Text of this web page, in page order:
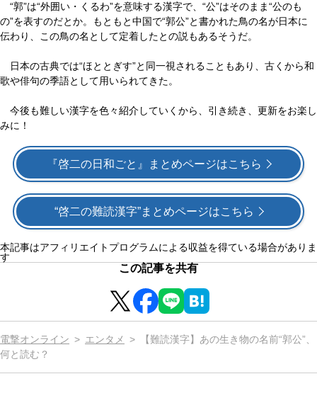
“郭”は“外囲い・くるわ”を意味する漢字で、“公”はそのまま“公のも
の”を表すのだとか。もともと中国で“郭公”と書かれた鳥の名が日本に
伝わり、この鳥の名として定着したとの説もあるそうだ。
日本の古典では“ほととぎす”と同一視されることもあり、古くから和
歌や俳句の季語として用いられてきた。
今後も難しい漢字を色々紹介していくから、引き続き、更新をお楽し
みに！
『啓二の日和ごと』まとめページはこちら
“啓二の難読漢字”まとめページはこちら
本記事はアフィリエイトプログラムによる収益を得ている場合がありま
す
この記事を共有
電撃オンライン エンタメ
【難読漢字】あの生き物の名前“郭公”、
何と読む？